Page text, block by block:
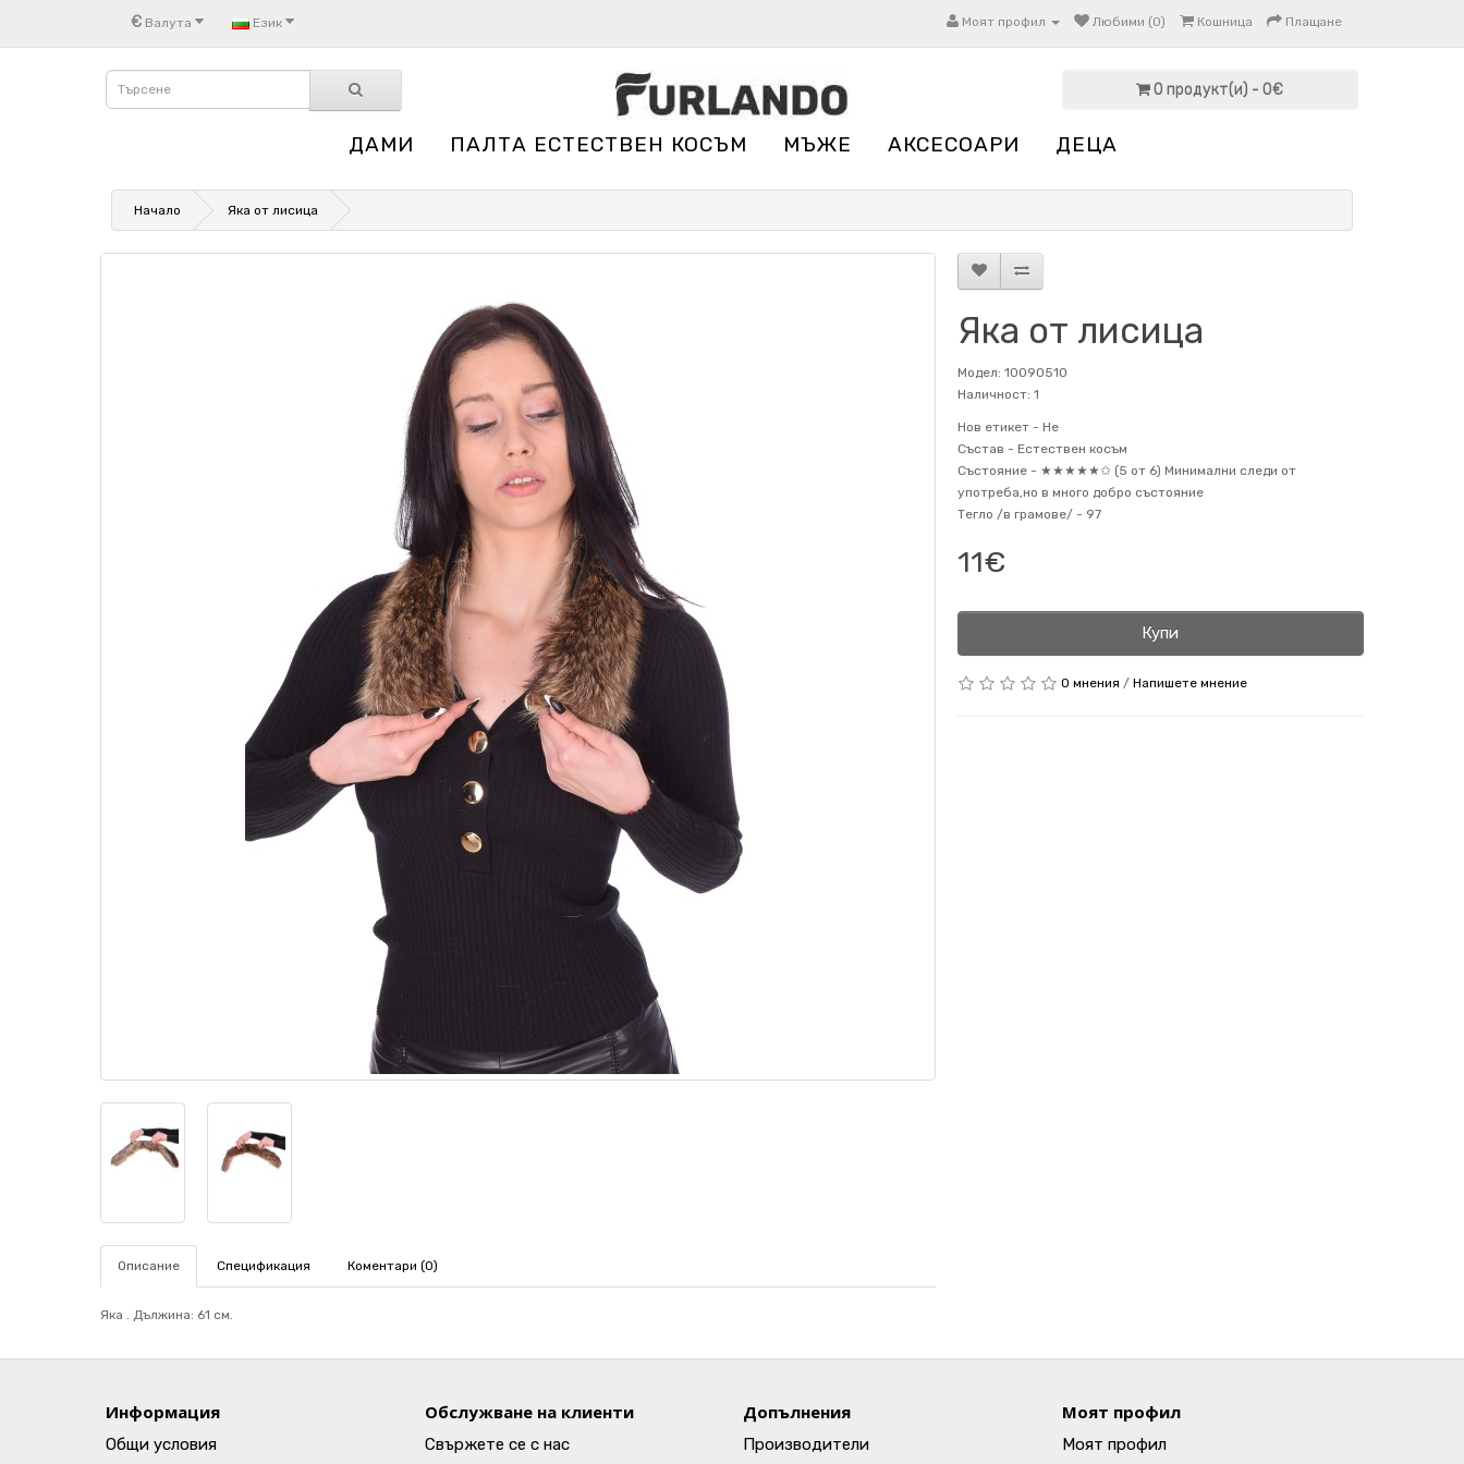
€ Валута Език Моят профил Любими (0) Кошница Плащане
0 продукт(и) - 0€
ДАМИ ПАЛТА ЕСТЕСТВЕН КОСЪМ МЪЖЕ АКСЕСОАРИ ДЕЦА
Начало Яка от лисица
Описание Спецификация Коментари (0)
Яка . Дължина: 61 см.
Яка от лисица
Модел: 10090510
Наличност: 1
Нов етикет - Не
Състав - Естествен косъм
Състояние - ★★★★★✩ (5 от 6) Минимални следи от
употреба,но в много добро състояние
Тегло /в грамове/ - 97
11€
Купи
0 мнения / Напишете мнение
Информация
Общи условия
Обслужване на клиенти
Свържете се с нас
Допълнения
Производители
Моят профил
Моят профил